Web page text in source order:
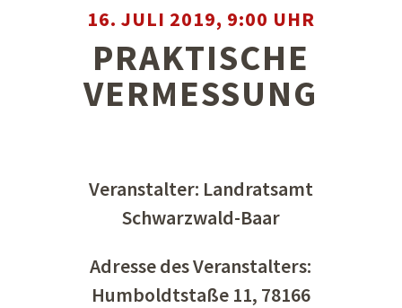
16. JULI 2019, 9:00 UHR
PRAKTISCHE
VERMESSUNG
Veranstalter: Landratsamt
Schwarzwald-Baar
Adresse des Veranstalters:
Humboldtstaße 11, 78166